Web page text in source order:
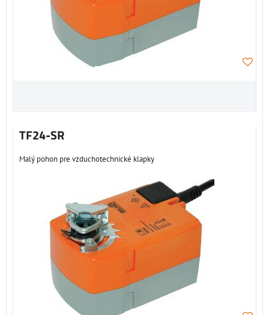
TF24-SR
Malý pohon pre vzduchotechnické klapky